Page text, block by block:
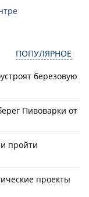
ПОПУЛЯРНОЕ
березовую
Пивоварки от
пройти
проекты